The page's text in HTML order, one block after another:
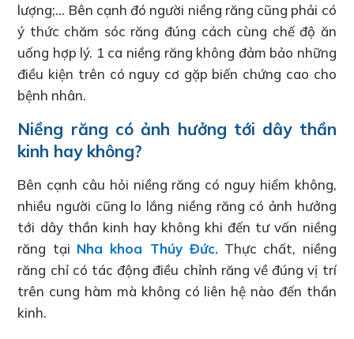
lượng;… Bên cạnh đó người niềng răng cũng phải có
ý thức chăm sóc răng đúng cách cùng chế độ ăn
uống hợp lý. 1 ca niềng răng không đảm bảo những
điều kiện trên có nguy cơ gặp biến chứng cao cho
bệnh nhân.
Niềng răng có ảnh hưởng tới dây thần
kinh hay không?
Bên cạnh câu hỏi niềng răng có nguy hiểm không,
nhiều người cũng lo lắng niềng răng có ảnh hưởng
tới dây thần kinh hay không khi đến tư vấn niềng
răng tại Nha khoa Thúy Đức.Thực chất, niềng
răng chỉ có tác động điều chỉnh răng về đúng vị trí
trên cung hàm mà không có liên hệ nào đến thần
kinh.